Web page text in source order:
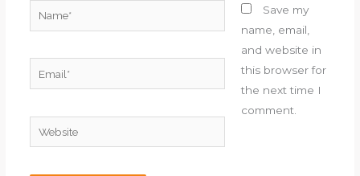
Email*
Website
Save my
name, email,
and website in
this browser for
the next time I
comment.